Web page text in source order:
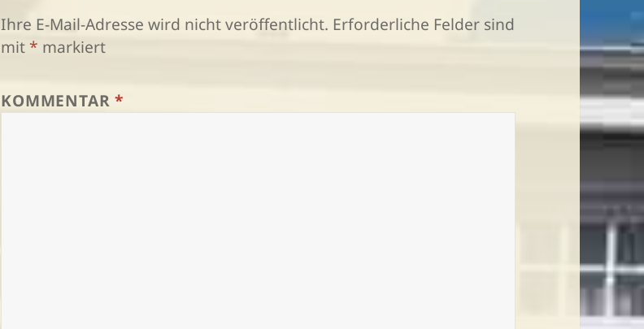
Ihre E-Mail-Adresse wird nicht veröffentlicht. Erforderliche Felder sind
mit* markiert
KOMMENTAR*